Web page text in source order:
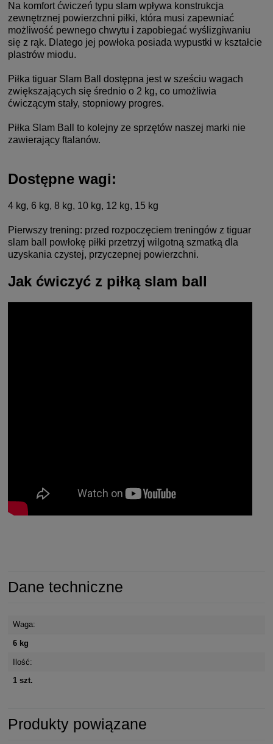
Na komfort ćwiczeń typu slam wpływa konstrukcja
zewnętrznej powierzchni piłki, która musi zapewniać
możliwość pewnego chwytu i zapobiegać wyślizgiwaniu
się z rąk. Dlatego jej powłoka posiada wypustki w kształcie
plastrów miodu.
Piłka tiguar Slam Ball dostępna jest w sześciu wagach
zwiększających się średnio o 2 kg, co umożliwia
ćwiczącym stały, stopniowy progres.
Piłka Slam Ball to kolejny ze sprzętów naszej marki nie
zawierający ftalanów.
Dostępne wagi:
4 kg, 6 kg, 8 kg, 10 kg, 12 kg, 15 kg
Pierwszy trening: przed rozpoczęciem treningów z tiguar
slam ball powłokę piłki przetrzyj wilgotną szmatką dla
uzyskania czystej, przyczepnej powierzchni.
Jak ćwiczyć z piłką slam ball
Dane techniczne
Waga:
6 kg
Ilość:
1 szt.
Produkty powiązane